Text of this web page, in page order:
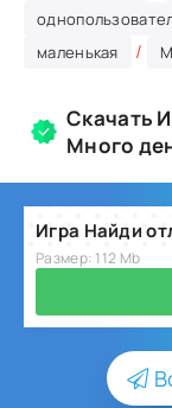
маленькая /
Скачать
Много
Размер: 112 Mb